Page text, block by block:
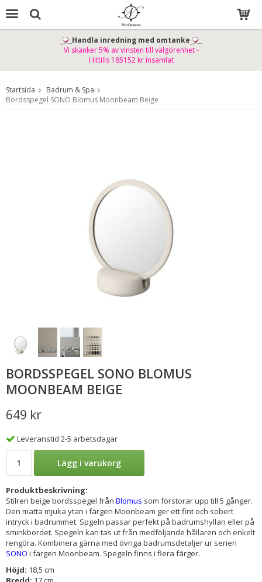
Produkten har blivit tillagd i varukorgen
Handla inredning med omtanke
Vi skänker 5% av vinsten till välgörenhet -
Hittills 185152 kr insamlat
Startsida
Badrum & Spa
Bordsspegel SONO Blomus Moonbeam Beige
BORDSSPEGEL SONO BLOMUS
MOONBEAM BEIGE
649 kr
Leveranstid 2-5 arbetsdagar
Lägg i varukorg
Produktbeskrivning:
Stilren beige bordsspegel från Blomus som förstorar upp till 5 gånger.
Den matta mjuka ytan i färgen Moonbeam ger ett fint och sobert
intryck i badrummet. Spgeln passar perfekt på badrumshyllan eller på
sminkbordet. Spegeln kan tas ut från medföljande hållaren och enkelt
rengöra. Kombinera gärna med övriga badrumsdetaljer ur serien
SONO i färgen Moonbeam. Spegeln finns i flera färger.
Höjd: 18,5 cm